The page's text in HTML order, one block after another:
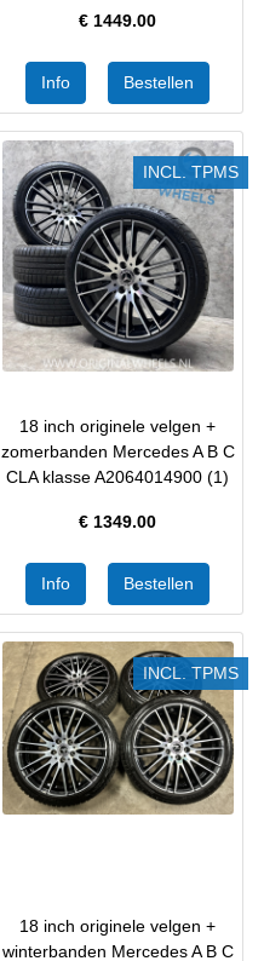
€ 1449.00
INCL. TPMS
18 inch originele velgen +
zomerbanden Mercedes A B C
CLA klasse A2064014900 (1)
€ 1349.00
INCL. TPMS
18 inch originele velgen +
winterbanden Mercedes A B C